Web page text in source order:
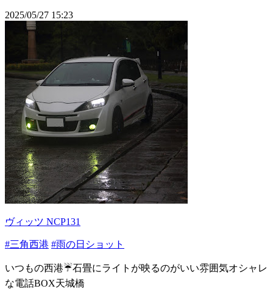
2025/05/27 15:23
ヴィッツ NCP131
#三角西港 #雨の日ショット
いつもの西港☔石畳にライトが映るのがいい雰囲気オシャレ
な電話BOX天城橋